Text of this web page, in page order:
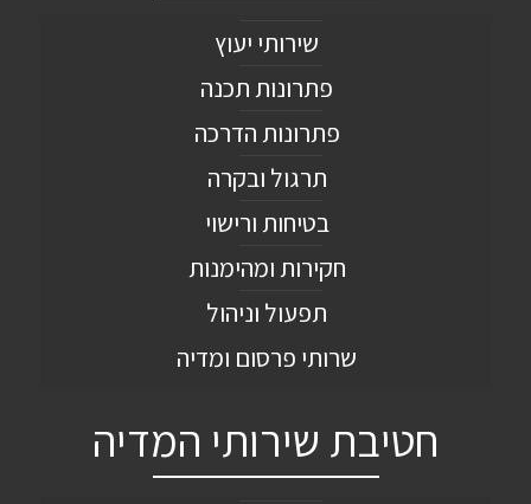
שירותי יעוץ
פתרונות תכנה
פתרונות הדרכה
תרגול ובקרה
בטיחות ורישוי
חקירות ומהימנות
תפעול וניהול
שרותי פרסום ומדיה
חטיבת שירותי המדיה